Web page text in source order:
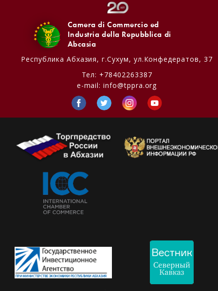
Camera di Commercio ed
Industria della Repubblica di
Abcasia
Республика Абхазия, г.Сухум, ул.Конфедератов, 37
Тел: +78402263387
e-mail:info@tppra.org